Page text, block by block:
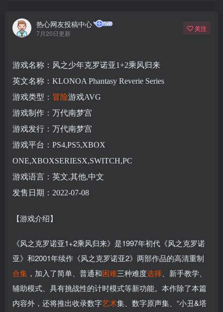
热心网友投稿中心
7月20日更新
关注
游戏名称：风之少年克罗诺亚1+2乘风归来
英文名称：KLONOA Phantasy Reverie Series
游戏类型： 冒险游戏AVG
游戏制作：万代南梦宫
游戏发行：万代南梦宫
游戏平台：PS4,PS5,XBOX
ONE,XBOXSERIESX,SWITCH,PC
游戏语言：英文,其他,中文
发售日期：2022-07-08
【游戏介绍】
《风之克罗诺亚1+2乘风归来》是1997年初代《风之克罗诺
亚》和2001年续作《风之克罗诺亚2》两部作品的高清重制
合集 ，加入了简单、普通和困难三种难度选择 、新手教学、
辅助模式、具有挑战性的计时模式等新功能。本作除了本篇
内容外，还将推出收录数字艺术集、数字原声集、“小丑&塔